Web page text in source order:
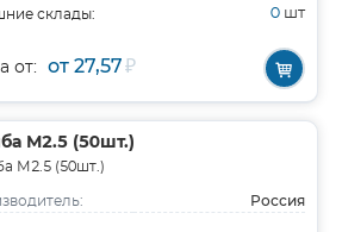
склады: 0 шт
от: от 27,57₽
М2.5 (50шт.)
М2.5 (50шт.)
Россия